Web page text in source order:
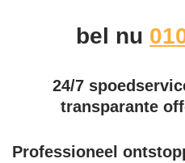
bel nu
24/7
transparante
Professioneel